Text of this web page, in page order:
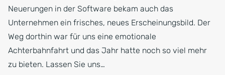
Neuerungen in der Software bekam auch das
Unternehmen ein frisches, neues Erscheinungsbild. Der
Weg dorthin war für uns eine emotionale
Achterbahnfahrt und das Jahr hatte noch so viel mehr
zu bieten. Lassen Sie uns…